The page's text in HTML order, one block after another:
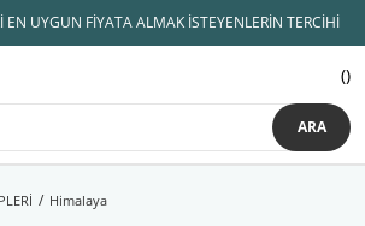
EN UYGUN FİYATA ALMAK İSTEYENLERİN TERCİHİ
ARA
Himalaya